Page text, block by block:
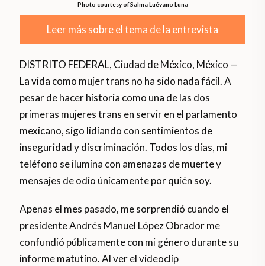
Photo courtesy of Salma Luévano Luna
Leer más sobre el tema de la entrevista
DISTRITO FEDERAL, Ciudad de México, México —
La vida como mujer trans no ha sido nada fácil. A
pesar de hacer historia como una de las dos
primeras mujeres trans en servir en el parlamento
mexicano, sigo lidiando con sentimientos de
inseguridad y discriminación. Todos los días, mi
teléfono se ilumina con amenazas de muerte y
mensajes de odio únicamente por quién soy.
Apenas el mes pasado, me sorprendió cuando el
presidente Andrés Manuel López Obrador me
confundió públicamente con mi género durante su
informe matutino. Al ver el videoclip